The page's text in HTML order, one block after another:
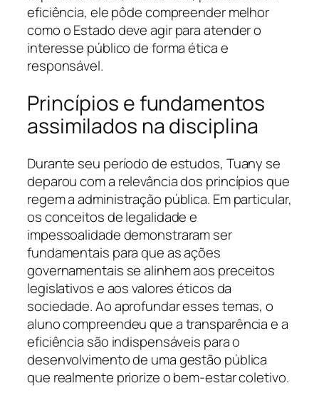
eficiência, ele pôde compreender melhor
como o Estado deve agir para atender o
interesse público de forma ética e
responsável.
Princípios e fundamentos
assimilados na disciplina
Durante seu período de estudos, Tuany se
deparou com a relevância dos princípios que
regem a administração pública. Em particular,
os conceitos de legalidade e
impessoalidade demonstraram ser
fundamentais para que as ações
governamentais se alinhem aos preceitos
legislativos e aos valores éticos da
sociedade. Ao aprofundar esses temas, o
aluno compreendeu que a transparência e a
eficiência são indispensáveis para o
desenvolvimento de uma gestão pública
que realmente priorize o bem-estar coletivo.